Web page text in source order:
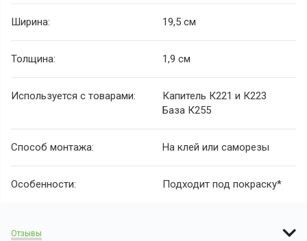
Ширина: 19,5 см
Толщина: 1,9 см
Используется с товарами:
Капитель К221 и К223
База К255
Способ монтажа: На клей или саморезы
Особенности: Подходит под покраску*
Отзывы